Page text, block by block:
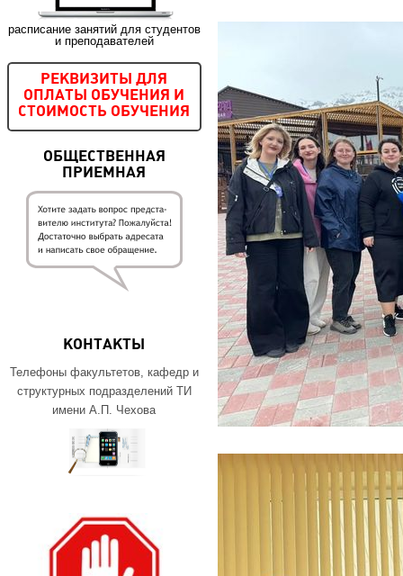
расписание занятий для студентов
и преподавателей
РЕКВИЗИТЫ ДЛЯ
ОПЛАТЫ ОБУЧЕНИЯ И
СТОИМОСТЬ ОБУЧЕНИЯ
ОБЩЕСТВЕННАЯ
ПРИЕМНАЯ
КОНТАКТЫ
Телефоны факультетов, кафедр и
структурных подразделений ТИ
имени А.П. Чехова